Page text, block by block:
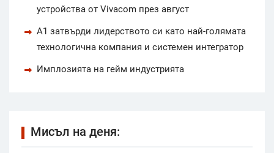
устройства от Vivacom през август
А1 затвърди лидерството си като най-голямата
технологична компания и системен интегратор
Имплозията на гейм индустрията
Мисъл на деня: